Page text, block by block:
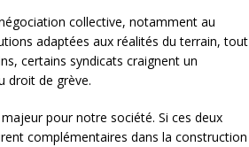
collective, notamment au
adaptées aux réalités du terrain, tout
certains syndicats craignent un
droit de grève.
pour notre société. Si ces deux
complémentaires dans la construction